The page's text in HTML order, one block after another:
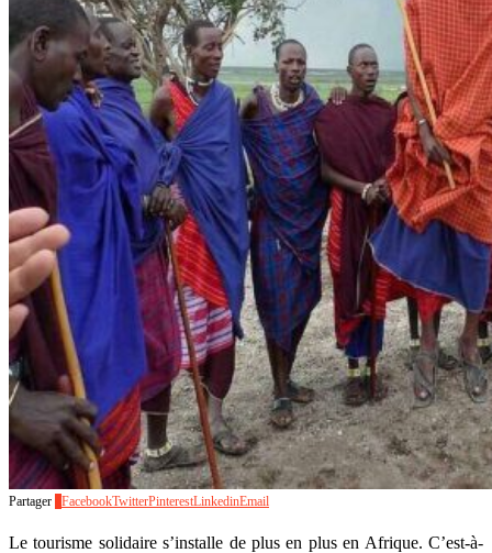
Partager FacebookTwitterPinterestLinkedinEmail
Le tourisme solidaire s’installe de plus en plus en Afrique. C’est-à-